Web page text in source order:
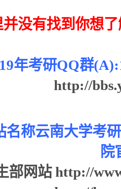
没有找到你想
年考研QQ群
http://
名称云南大学考
院
部网站http://